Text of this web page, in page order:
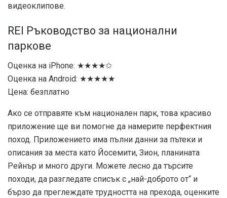
видеоклипове.
REI Ръководство за национални
паркове
Оценка на iPhone: ★★★★✩
Оценка на Android: ★★★★★
Цена: безплатно
Ако се отправяте към национален парк, това красиво
приложение ще ви помогне да намерите перфектния
поход. Приложението има пълни данни за пътеки и
описания за места като Йосемити, Зион, планината
Рейнър и много други. Можете лесно да търсите
походи, да разгледате списък с „най-доброто от“ и
бързо да преглеждате трудността на прехода, оценките